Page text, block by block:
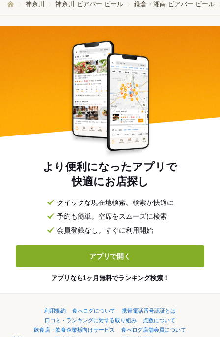
神奈川 神奈川 ビアバー ビール 鎌倉・湘南 ビアバー ビール
より便利になったアプリで
快適にお店探し
クイックな現在地検索。検索が快適に
予約も簡単。空席をスムーズに検索
会員登録なし。すぐに利用開始
アプリで開く
アプリなら1ヶ月無料でランキング検索！
利用規約 食べログについて
携帯電話番号認証とは
口コミ・ランキングに対する取り組み
点数について
飲食店・飲食企業様向けサービス
食べログ店舗会員について